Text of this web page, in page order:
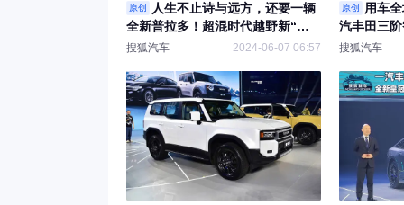
原创
人生不止诗与远方，还要一辆
全新普拉多！超混时代越野新“王
炸”
搜狐汽车 2024-06-07 06:57
原创
用车
汽丰田三
搜狐汽车